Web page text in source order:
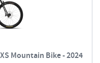
Mountain Bike - 2024